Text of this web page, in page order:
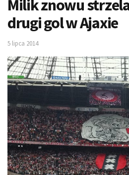
Milik znowu
drugi gol w Ajaxie
5 lipca 2014